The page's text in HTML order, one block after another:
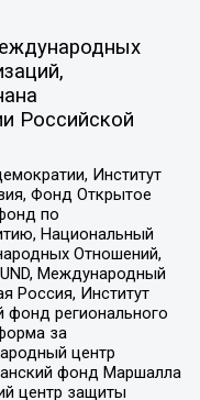
Российской
Институт
Фонд Открытое
по
Национальный
Отношений,
Международный
Россия, Институт
фонд регионального
за
центр
фонд Маршалла
центр защиты